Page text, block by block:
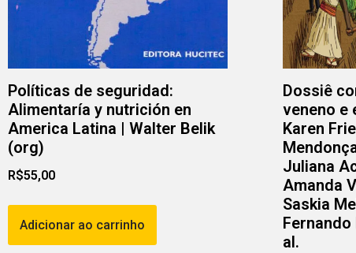
Políticas de seguridad:
Alimentaría y nutrición en
America Latina | Walter Belik
(org)
R$55,00
Adicionar ao carrinho
Dossiê
veneno e
Karen
Juliana
Amanda
Saskia
al.